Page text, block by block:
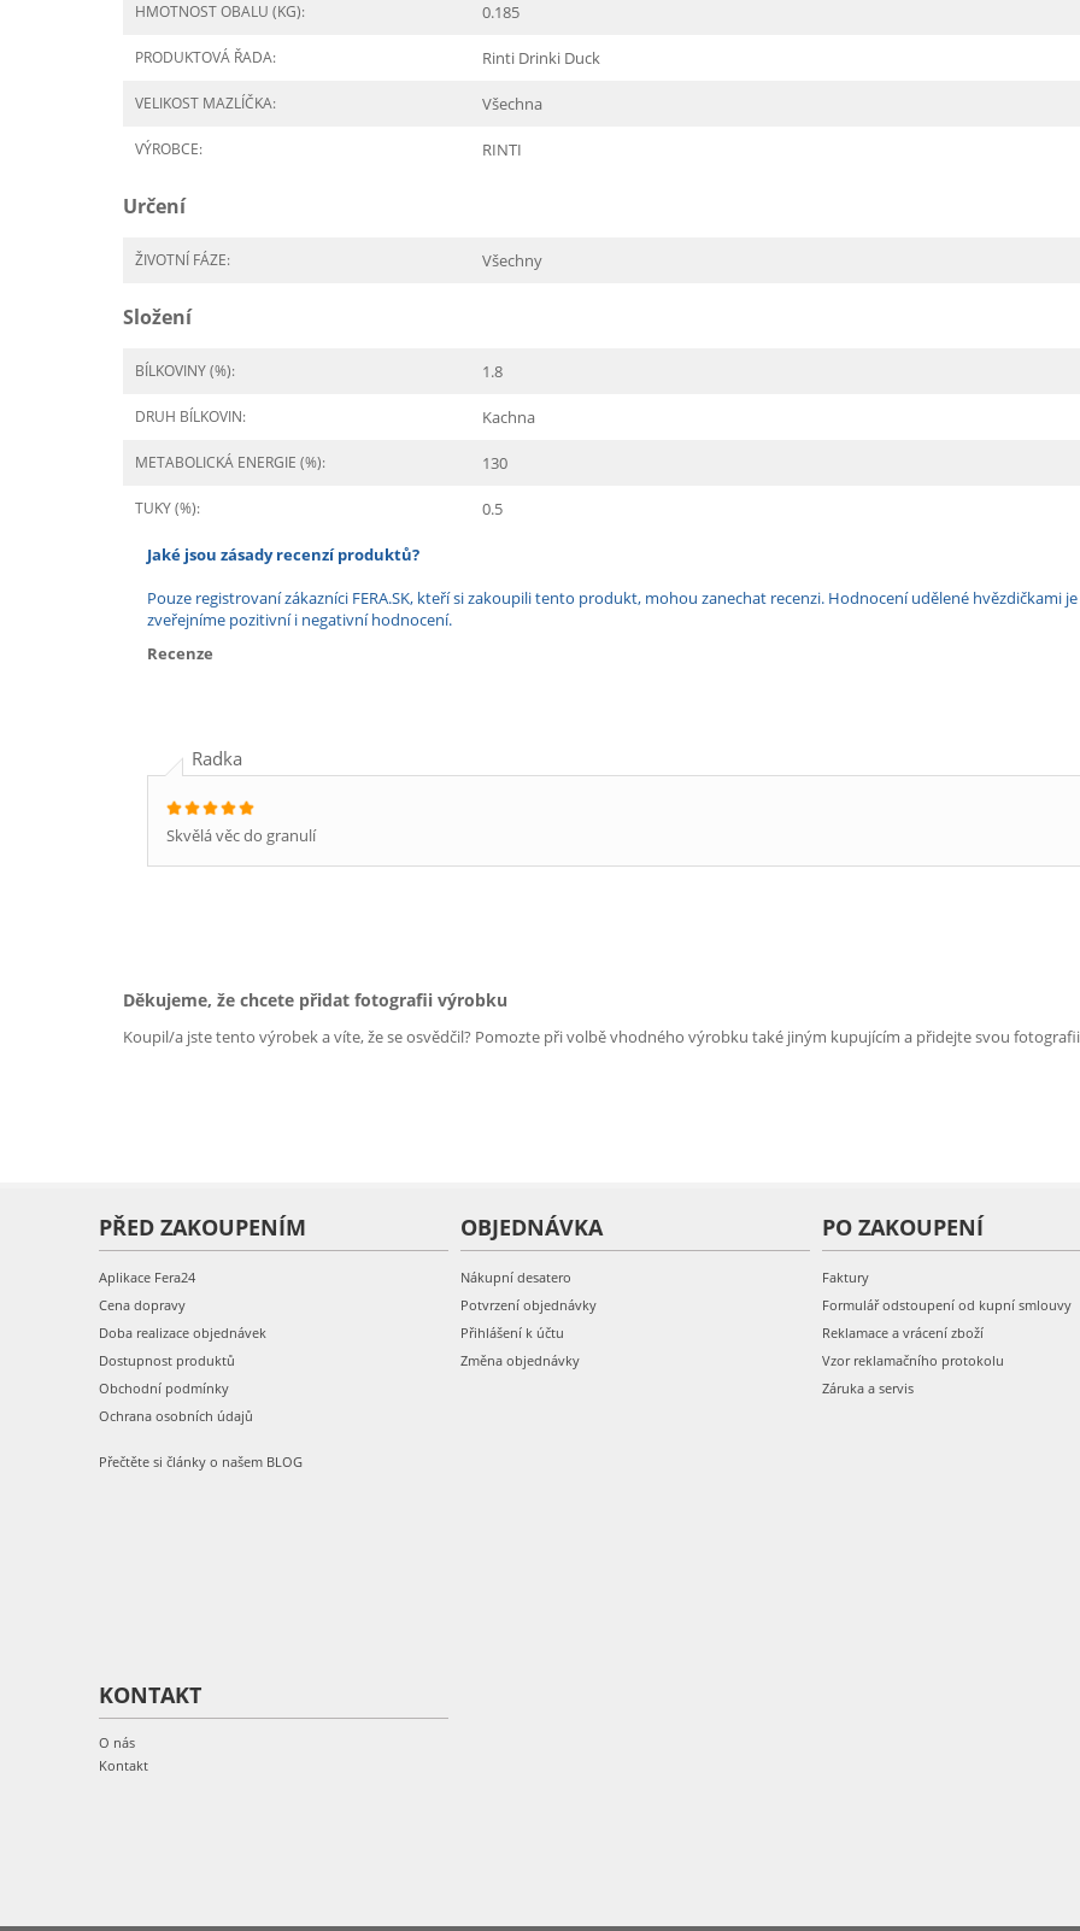
HMOTNOST OBALU (KG): 0.185
PRODUKTOVÁ ŘADA: Rinti Drinki Duck
VELIKOST MAZLÍČKA: Všechna
VÝROBCE: RINTI
Určení
ŽIVOTNÍ FÁZE: Všechny
Složení
BÍLKOVINY (%): 1.8
DRUH BÍLKOVIN: Kachna
METABOLICKÁ ENERGIE (%): 130
TUKY (%): 0.5
Jaké jsou zásady recenzí produktů?
Pouze registrovaní zákazníci FERA.SK, kteří si zakoupili tento produkt, mohou zanechat recenzi. Hodnocení udělené hvězdičkami
zveřejníme pozitivní i negativní hodnocení.
Recenze
Radka
Skvělá věc do granulí
Děkujeme, že chcete přidat fotografii výrobku
Koupil/a jste tento výrobek a víte, že se osvědčil? Pomozte při volbě vhodného výrobku také jiným kupujícím a přidejte svou
PŘED ZAKOUPENÍM
Aplikace Fera24
Cena dopravy
Doba realizace objednávek
Dostupnost produktů
Obchodní podmínky
Ochrana osobních údajů
Přečtěte si články o našem BLOG
OBJEDNÁVKA
Nákupní desatero
Potvrzení objednávky
Přihlášení k účtu
Změna objednávky
PO ZAKOUPENÍ
Faktury
Formulář odstoupení od kupní smlouvy
Reklamace a vrácení zboží
Vzor reklamačního protokolu
Záruka a servis
KONTAKT
O nás
Kontakt